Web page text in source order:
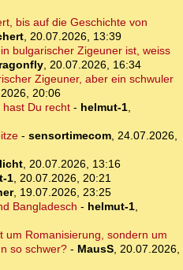
bis auf die Geschichte von
, 20.07.2026, 13:39
bulgarischer Zigeuner ist, weiss
, 20.07.2026, 16:34
Zigeuner, aber ein schwuler
20:06
Du recht- helmut-1,
- sensortimecom, 24.07.2026,
, 20.07.2026, 13:16
1, 20.07.2026, 20:21
, 19.07.2026, 23:25
Bangladesch - helmut-1,
um Romanisierung, sondern um
so schwer? - MausS, 20.07.2026,